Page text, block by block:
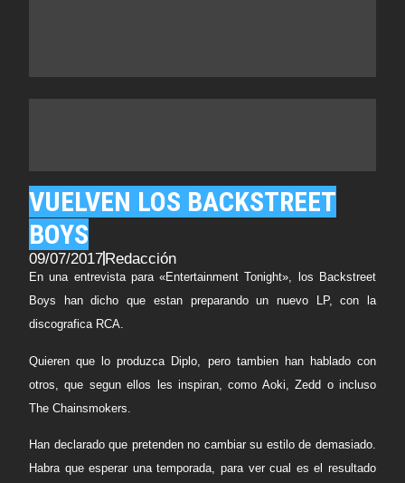
VUELVEN LOS BACKSTREET
BOYS
09/07/2017Redacción
En una entrevista para «Entertainment Tonight», los Backstreet
Boys han dicho que estan preparando un nuevo LP, con la
discografica RCA.
Quieren que lo produzca Diplo, pero tambien han hablado con
otros, que segun ellos les inspiran, como Aoki, Zedd o incluso
The Chainsmokers.
Han declarado que pretenden no cambiar su estilo de demasiado.
Habra que esperar una temporada, para ver cual es el resultado